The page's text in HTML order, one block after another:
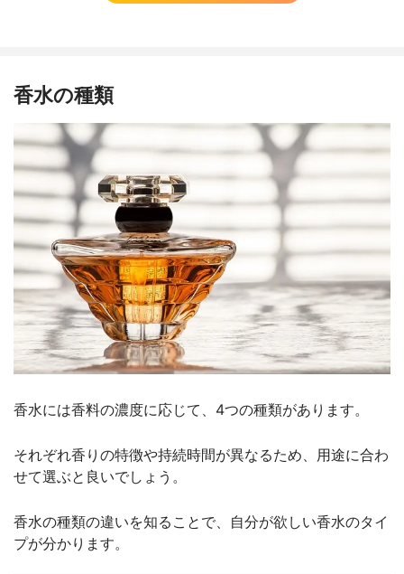
香水の種類
香水には香料の濃度に応じて、4つの種類があります。
それぞれ香りの特徴や持続時間が異なるため、用途に合わ
せて選ぶと良いでしょう。
香水の種類の違いを知ることで、自分が欲しい香水のタイ
プが分かります。